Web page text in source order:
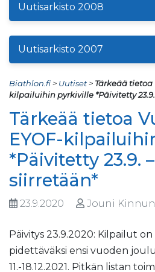
Uutisarkisto 2008
Uutisarkisto 2007
Biathlon.fi> Uutiset> Tärkeää tietoa
kilpailuihin pyrkiville *Päivitetty
Tärkeää tietoa
EYOF-
*Päivitetty 23.9.
siirretään*
23.9.2020 Jouni
Päivitys 23.9.2020: Kilpailut
pidettäväksi ensi vuoden
11.-18.12.2021. Pitkän listan